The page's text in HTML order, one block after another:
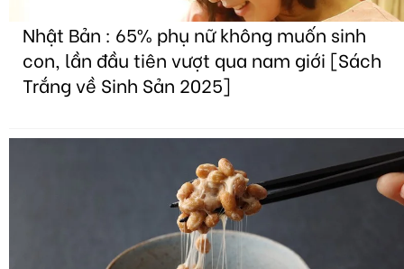
Nhật Bản : 65% phụ nữ không muốn sinh
con, lần đầu tiên vượt qua nam giới [Sách
Trắng về Sinh Sản 2025]